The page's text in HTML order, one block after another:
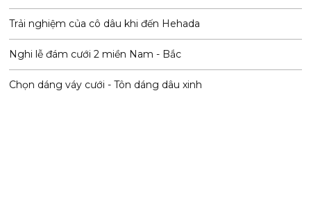
Trải nghiệm của cô dâu khi đến Hehada
Nghi lễ đám cưới 2 miền Nam - Bắc
Chọn dáng váy cưới - Tôn dáng dâu xinh